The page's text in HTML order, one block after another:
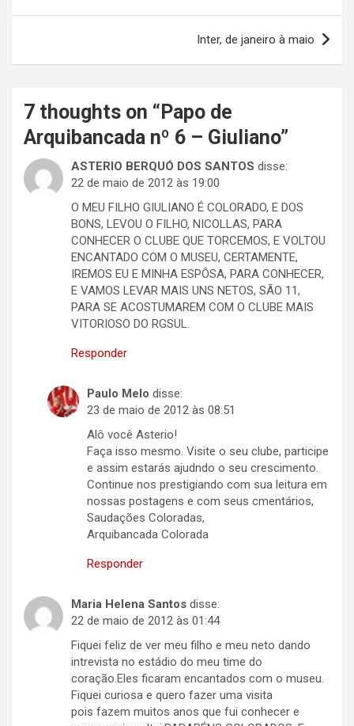
Post
Inter, de janeiro à maio
7 thoughts on “ Papo de
Arquibancada nº 6 – Giuliano”
ASTERIO BERQUÓ DOS SANTOS disse:
22 de maio de 2012 às 19:00
O MEU FILHO GIULIANO É COLORADO, E DOS
BONS, LEVOU O FILHO, NICOLLAS, PARA
CONHECER O CLUBE QUE TORCEMOS, E VOLTOU
ENCANTADO COM O MUSEU, CERTAMENTE,
IREMOS EU E MINHA ESPÔSA, PARA CONHECER,
E VAMOS LEVAR MAIS UNS NETOS, SÃO 11,
PARA SE ACOSTUMAREM COM O CLUBE MAIS
VITORIOSO DO RGSUL.
Responder
Paulo Melo disse:
23 de maio de 2012 às 08:51
Alô você Asterio!
Faça isso mesmo. Visite o seu clube, participe
e assim estarás ajudndo o seu crescimento.
Continue nos prestigiando com sua leitura em
nossas postagens e com seus cmentários,
Saudações Coloradas,
Arquibancada Colorada
Responder
Maria Helena Santos disse:
22 de maio de 2012 às 01:44
Fiquei feliz de ver meu filho e meu neto dando
intrevista no estádio do meu time do
coração.Eles ficaram encantados com o museu.
Fiquei curiosa e quero fazer uma visita
pois fazem muitos anos que fui conhecer e